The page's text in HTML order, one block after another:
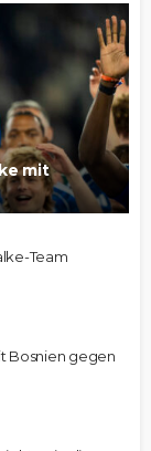
mit
Team
Bosnien gegen